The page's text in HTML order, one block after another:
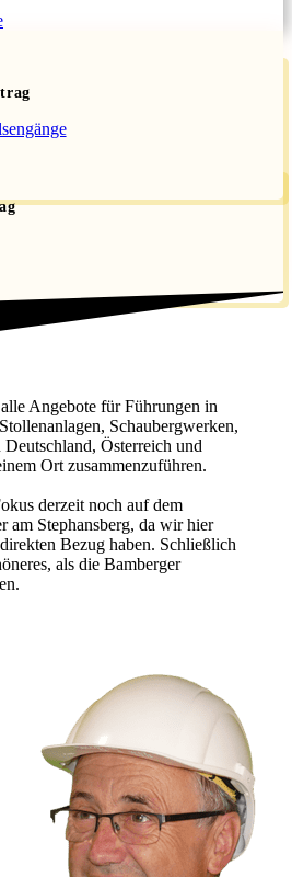
Angebote für Führungen in
Schaubergwerken,
Österreich und
Ort zusammenzuführen.
derzeit noch auf dem
am Stephansberg, da wir hier
Bezug haben. Schließlich
als die Bamberger